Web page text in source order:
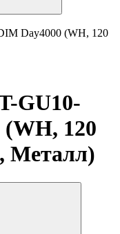
Day4000 (WH, 120
GU10-
120
Металл)